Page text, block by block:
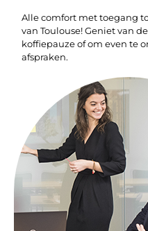
Alle comfort met toegang
van Toulouse! Geniet van
koffiepauze of om even te
afspraken.